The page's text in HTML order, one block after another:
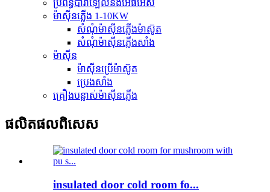
ប្រព័ន្ធប៉ារ៉ាឡែលនិងអេធីអេស
ម៉ាស៊ីនភ្លើង 1-10KW
សំណុំម៉ាស៊ីនភ្លើងម៉ាស៊ូត
សំណុំម៉ាស៊ីនភ្លើងសាំង
ម៉ាស៊ីន
ម៉ាស៊ីន​ប្រើ​ម៉ាស៊ូត
ប្រេងសាំង
គ្រឿងបន្លាស់ម៉ាស៊ីនភ្លើង
ផលិតផល​ពិសេស
insulated door cold room fo...